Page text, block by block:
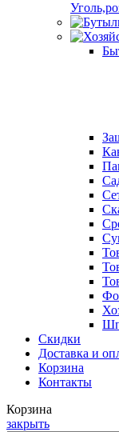
Скидки
Доставка и
Корзина
Контакты
Корзина
закрыть